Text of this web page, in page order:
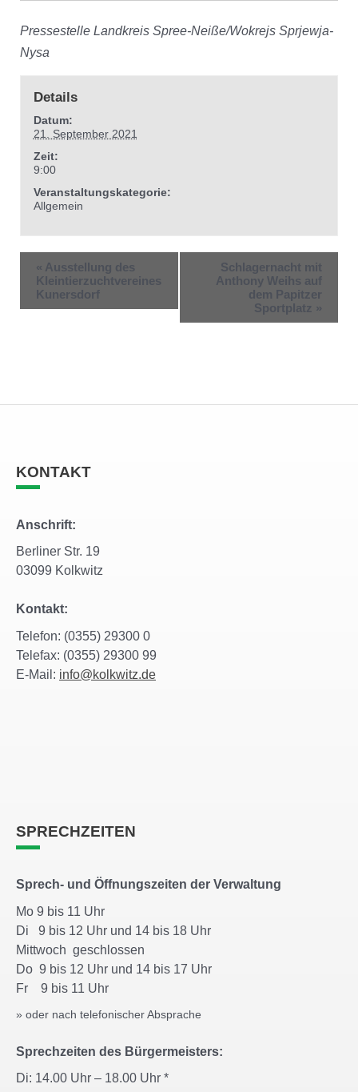
Pressestelle Landkreis Spree-Neiße/Wokrejs Sprjewja-
Nysa
Details
Datum:
21. September 2021
Zeit:
9:00
Veranstaltungskategorie:
Allgemein
« Ausstellung des
Kleintierzuchtvereines
Kunersdorf
Schlagernacht mit
Anthony Weihs auf
dem Papitzer
Sportplatz »
KONTAKT
Anschrift:
Berliner Str. 19
03099 Kolkwitz
Kontakt:
Telefon: (0355) 29300 0
Telefax: (0355) 29300 99
E-Mail: info@kolkwitz.de
SPRECHZEITEN
Sprech- und Öffnungszeiten der Verwaltung
Mo 9 bis 11 Uhr
Di 9 bis 12 Uhr und 14 bis 18 Uhr
Mittwoch geschlossen
Do 9 bis 12 Uhr und 14 bis 17 Uhr
Fr 9 bis 11 Uhr
» oder nach telefonischer Absprache
Sprechzeiten des Bürgermeisters:
Di: 14.00 Uhr – 18.00 Uhr *